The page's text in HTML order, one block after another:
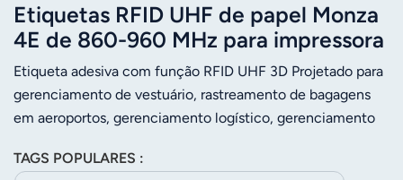
Etiquetas RFID UHF de papel Monza
4E de 860-960 MHz para impressora
térmica
Etiqueta adesiva com função RFID UHF 3D Projetado para
gerenciamento de vestuário, rastreamento de bagagens
em aeroportos, gerenciamento logístico, gerenciamento
TAGS POPULARES :